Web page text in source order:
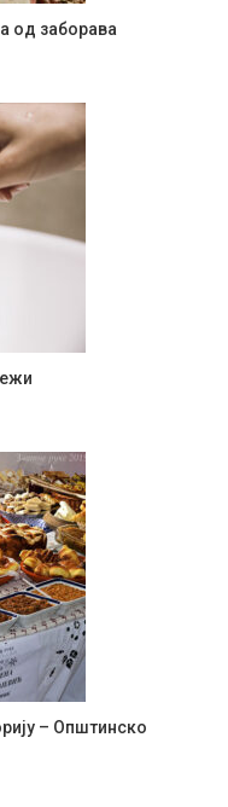
од заборава
– Општинско